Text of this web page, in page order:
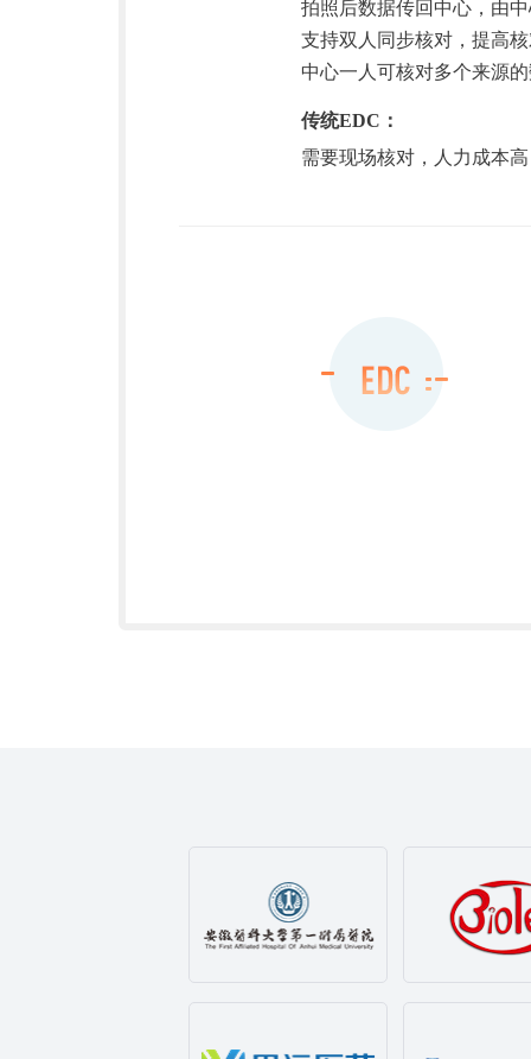
拍照后数据传回中心，由
支持双人同步核对，提高
中心一人可核对多个来源
传统EDC：
需要现场核对，人力成本高